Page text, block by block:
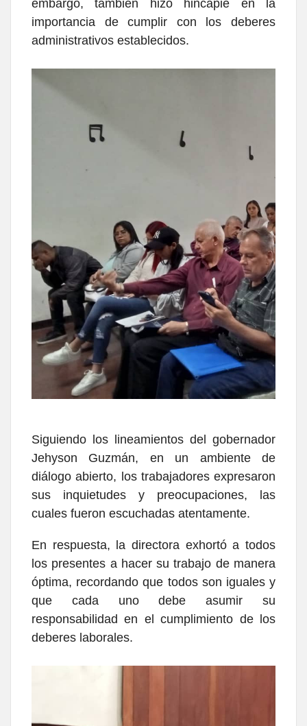
embargo, también hizo hincapié en la
importancia de cumplir con los deberes
administrativos establecidos.
Siguiendo los lineamientos del gobernador
Jehyson Guzmán, en un ambiente de
diálogo abierto, los trabajadores expresaron
sus inquietudes y preocupaciones, las
cuales fueron escuchadas atentamente.
En respuesta, la directora exhortó a todos
los presentes a hacer su trabajo de manera
óptima, recordando que todos son iguales y
que cada uno debe asumir su
responsabilidad en el cumplimiento de los
deberes laborales.